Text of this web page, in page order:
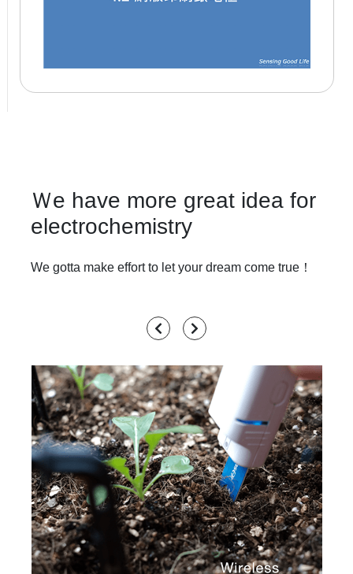
Ｗe have more great idea for
electrochemistry
We gotta make effort to let your dream come true！